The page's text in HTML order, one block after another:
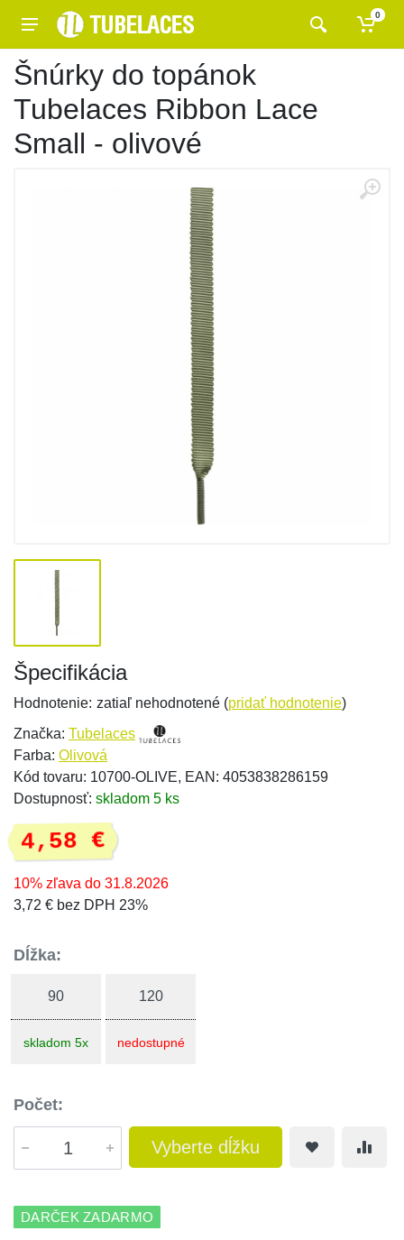
0
Šnúrky do topánok
Tubelaces Ribbon Lace
Small - olivové
Špecifikácia
Hodnotenie: zatiaľ nehodnotené (pridať hodnotenie)
Značka: Tubelaces
Farba: Olivová
Kód tovaru: 10700-OLIVE, EAN: 4053838286159
Dostupnosť: skladom 5 ks
4,58 €
10% zľava do 31.8.2026
3,72 € bez DPH 23%
Dĺžka:
90
skladom 5x
120
nedostupné
Počet:
Vyberte dĺžku
DARČEK ZADARMO